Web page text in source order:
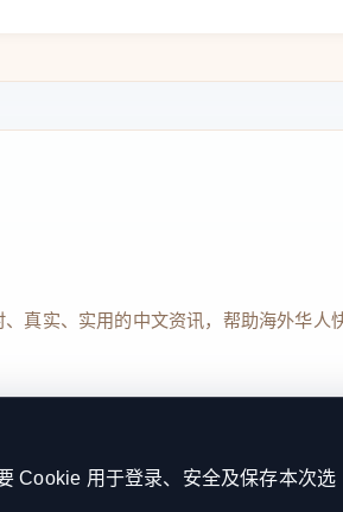
真实、实用的中文资讯，帮助海外华人
Cookie 用于登录、安全及保存本次选